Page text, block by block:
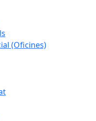
(Oficines)